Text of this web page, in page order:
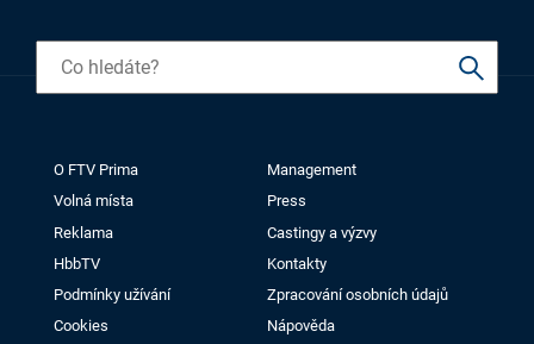
O FTV Prima
Management
Volná místa
Press
Reklama
Castingy a výzvy
HbbTV
Kontakty
Podmínky užívání
Zpracování osobních údajů
Cookies
Nápověda